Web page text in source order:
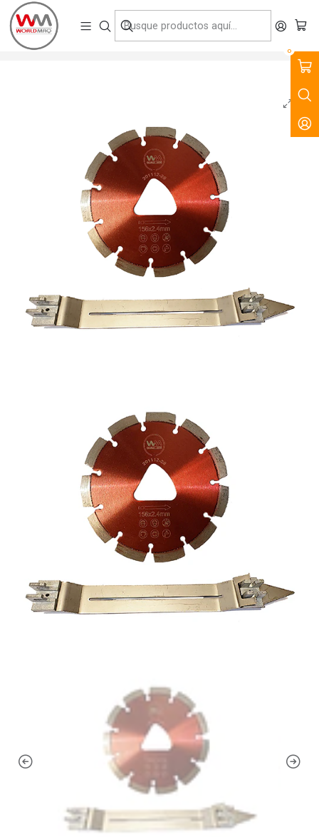
0
VENTA, ARRIENDO Y SERVICIO DE MAQUINARIA PARA LA
CONSTRUCCIÓN, MINERÍA E INDUSTRIA.
Inicio Productos Tecnología del Hormigón
Disco para Soff Cut 6" Worldmaq con Patin Deslizante